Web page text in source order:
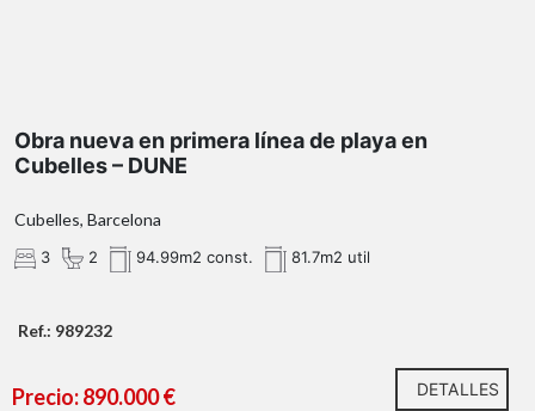
Obra nueva en primera línea de playa en
Cubelles – DUNE
Cubelles, Barcelona
3 2 94.99m2 const. 81.7m2 util
Ref.: 989232
Precio: 890.000 € DETALLES